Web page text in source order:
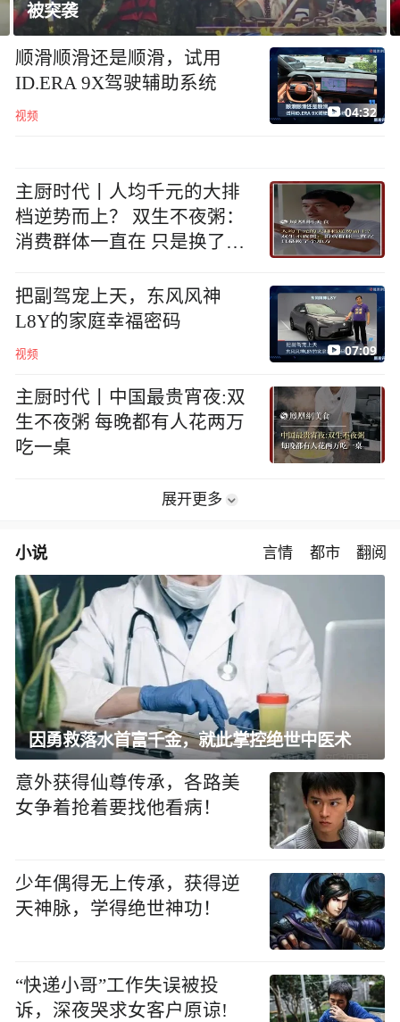
被突袭
顺滑顺滑还是顺滑，试用
ID.ERA 9X驾驶辅助系统
视频 04:32
主厨时代丨人均千元的大排
档逆势而上？ 双生不夜粥：
消费群体一直在 只是换了个
把副驾宠上天，东风风神
L8Y的家庭幸福密码
视频 07:09
主厨时代丨中国最贵宵夜:双
生不夜粥 每晚都有人花两万
吃一桌
展开更多
小说 言情 都市 翻阅
因勇救落水首富千金，就此掌控绝世中医术
意外获得仙尊传承，各路美
女争着抢着要找他看病！
少年偶得无上传承，获得逆
天神脉，学得绝世神功！
“快递小哥”工作失误被投
诉，深夜哭求女客户原谅!